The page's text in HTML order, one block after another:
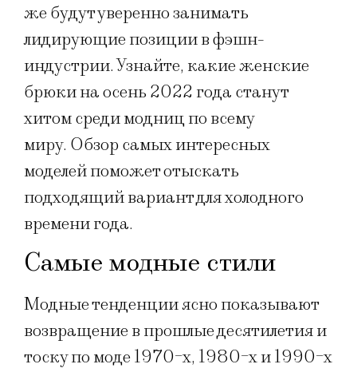
же будут уверенно занимать
лидирующие позиции в фэшн-
индустрии. Узнайте, какие женские
брюки на осень 2022 года станут
хитом среди модниц по всему
миру. Обзор самых интересных
моделей поможет отыскать
подходящий вариант для холодного
времени года.
Самые модные стили
Модные тенденции ясно показывают
возвращение в прошлые десятилетия и
тоску по моде 1970-х, 1980-х и 1990-х